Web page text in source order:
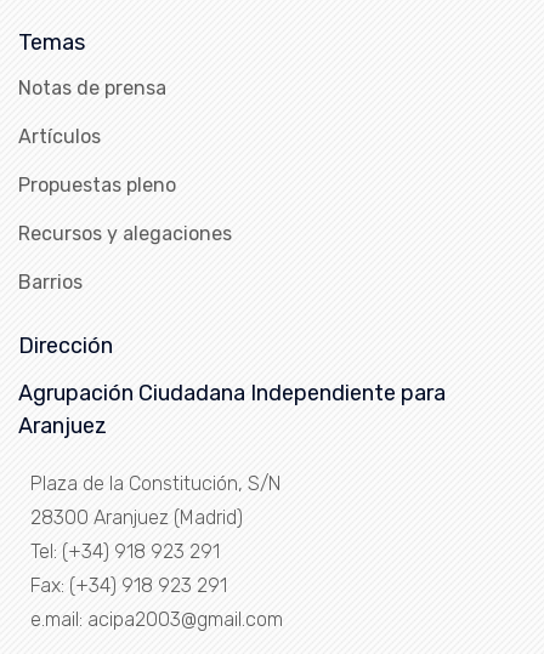
Temas
Notas de prensa
Artículos
Propuestas pleno
Recursos y alegaciones
Barrios
Dirección
Agrupación Ciudadana Independiente para
Aranjuez
Plaza de la Constitución, S/N
28300 Aranjuez (Madrid)
Tel: (+34) 918 923 291
Fax: (+34) 918 923 291
e.mail: acipa2003@gmail.com